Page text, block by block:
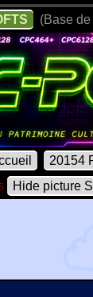
(Base
20154
Hide picture